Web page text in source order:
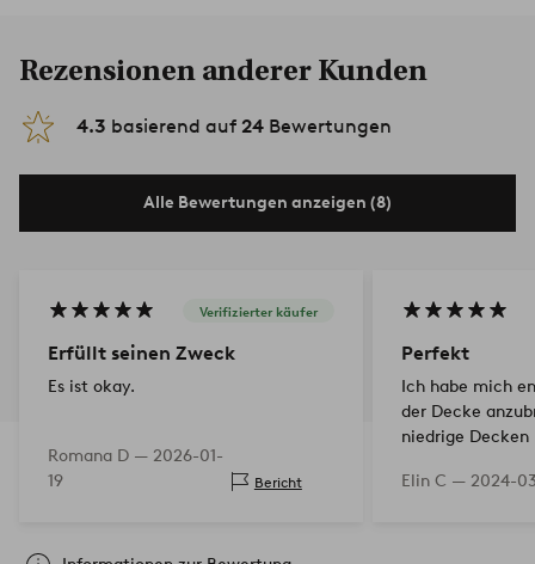
Rezensionen anderer Kunden
4.3 basierend auf 24 Bewertungen
Alle Bewertungen anzeigen (8)
Verifizierter käufer
Erfüllt seinen Zweck
Es ist okay.
Romana D — 2026-01-
19
Bericht
Perfekt
Ich habe mich
der Decke
niedrige Decken
sowohl an der
Elin C — 2024-